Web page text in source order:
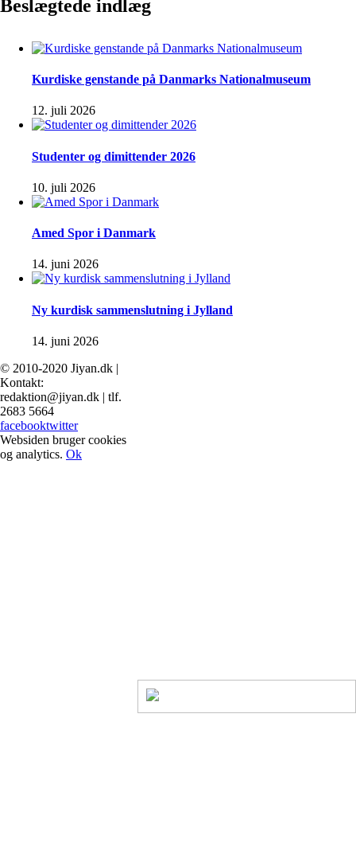
Beslægtede indlæg
Kurdiske genstande på Danmarks Nationalmuseum
12. juli 2026
Studenter og dimittender 2026
10. juli 2026
Amed Spor i Danmark
14. juni 2026
Ny kurdisk sammenslutning i Jylland
14. juni 2026
© 2010-2020 Jiyan.dk |
Kontakt:
redaktion@jiyan.dk | tlf.
2683 5664
facebooktwitter
Websiden bruger cookies
og analytics. Ok